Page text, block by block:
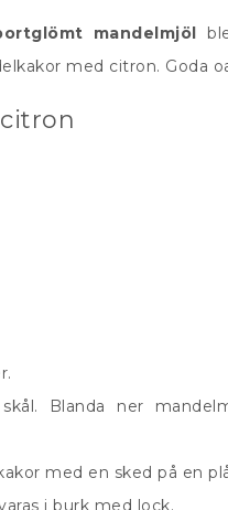
mandelmjöl
med citron. Goda
Blanda ner
med en sked på en
i burk med lock.